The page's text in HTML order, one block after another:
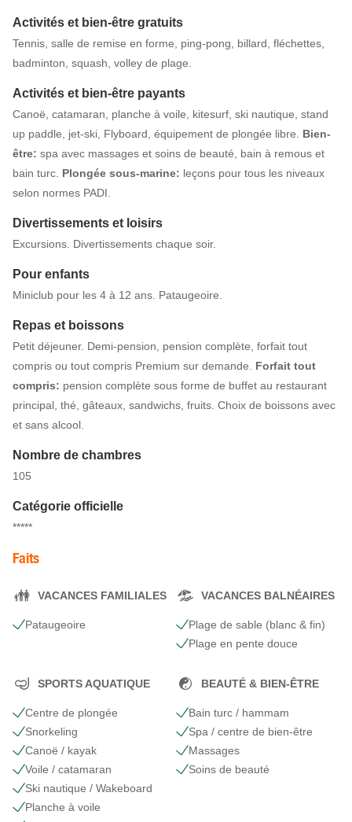
Activités et bien-être gratuits
Tennis, salle de remise en forme, ping-pong, billard, fléchettes,
badminton, squash, volley de plage.
Activités et bien-être payants
Canoë, catamaran, planche à voile, kitesurf, ski nautique, stand
up paddle, jet-ski, Flyboard, équipement de plongée libre. Bien-
être: spa avec massages et soins de beauté, bain à remous et
bain turc. Plongée sous-marine: leçons pour tous les niveaux
selon normes PADI.
Divertissements et loisirs
Excursions. Divertissements chaque soir.
Pour enfants
Miniclub pour les 4 à 12 ans. Pataugeoire.
Repas et boissons
Petit déjeuner. Demi-pension, pension complète, forfait tout
compris ou tout compris Premium sur demande. Forfait tout
compris: pension complète sous forme de buffet au restaurant
principal, thé, gâteaux, sandwichs, fruits. Choix de boissons avec
et sans alcool.
Nombre de chambres
105
Catégorie officielle
*****
Faits
VACANCES FAMILIALES
Pataugeoire
VACANCES BALNÉAIRES
Plage de sable (blanc & fin)
Plage en pente douce
SPORTS AQUATIQUE
Centre de plongée
Snorkeling
Canoë / kayak
Voile / catamaran
Ski nautique / Wakeboard
Planche à voile
BEAUTÉ & BIEN-ÊTRE
Bain turc / hammam
Spa / centre de bien-être
Massages
Soins de beauté